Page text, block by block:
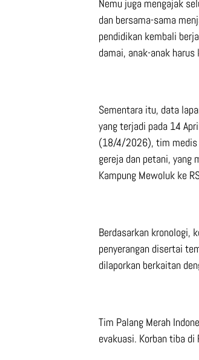
Nemu juga mengajak
dan bersama-sama
pendidikan kembali
damai, anak-anak
Sementara itu, data
yang terjadi pada 14
(18/4/2026), tim medis
gereja dan petani, yang
Kampung Mewoluk ke
Berdasarkan kronologi,
penyerangan disertai
dilaporkan berkaitan
Tim Palang Merah
evakuasi. Korban tiba di